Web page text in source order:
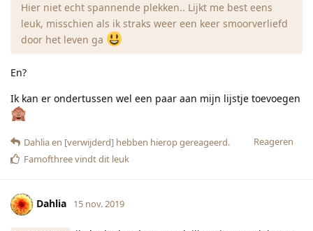
Hier niet echt spannende plekken.. Lijkt me best eens
leuk, misschien als ik straks weer een keer smoorverliefd
door het leven ga
En?
Ik kan er ondertussen wel een paar aan mijn lijstje toevoegen
Reageren
Dahliaen [verwijderd] hebben hierop gereageerd.
Famofthreevindt dit leuk
Dahlia 15 nov. 2019